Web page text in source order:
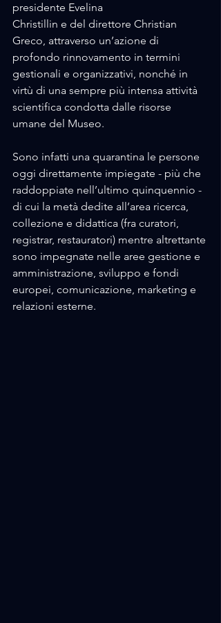
presidente Evelina
Christillin e del direttore Christian
Greco, attraverso un’azione di
profondo rinnovamento in termini
gestionali e organizzativi, nonché in
virtù di una sempre più intensa attività
scientifica condotta dalle risorse
umane del Museo.
Sono infatti una quarantina le persone
oggi direttamente impiegate - più che
raddoppiate nell’ultimo quinquennio -
di cui la metà dedite all’area ricerca,
collezione e didattica (fra curatori,
registrar, restauratori) mentre altrettante
sono impegnate nelle aree gestione e
amministrazione, sviluppo e fondi
europei, comunicazione, marketing e
relazioni esterne.